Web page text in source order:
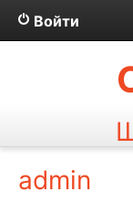
Войти
admin